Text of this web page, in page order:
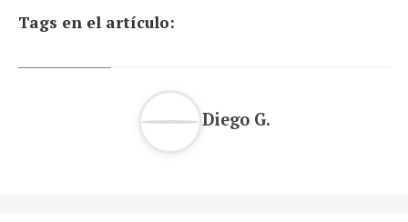
Tags en el artículo:
Diego G.